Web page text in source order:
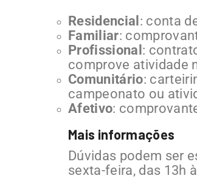
Residencial : conta
Familiar:
Profissional :
comprove atividade
Comunitário:
campeonato ou
Afetivo:
Mais informações
Dúvidas podem ser
sexta-feira, das 13h